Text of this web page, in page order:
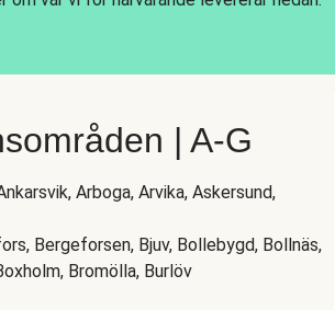
| A-G
Arboga, Arvika, Askersund,
Bergeforsen, Bjuv, Bollebygd, Bollnäs,
Bromölla, Burlöv